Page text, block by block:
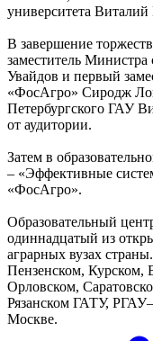
университета
В завершение
заместитель
Увайдов и первый
«ФосАгро» Сиродж
Петербургского ГАУ
от аудитории.
Затем в
– «Эффективные
«ФосАгро».
Образовательный
одиннадцатый из
аграрных вузах
Пензенском, Курском,
Орловском,
Рязанском ГАТУ,
Москве.